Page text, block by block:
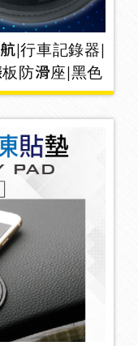
|行車記錄器|
防滑座|黑色